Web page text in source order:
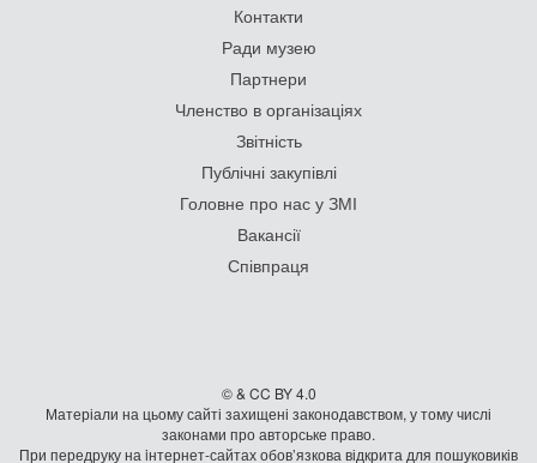
Контакти
Ради музею
Партнери
Членство в організаціях
Звітність
Публічні закупівлі
Головне про нас у ЗМІ
Вакансії
Співпраця
© & CC BY 4.0
Матеріали на цьому сайті захищені законодавством, у тому числі
законами про авторське право.
При передруку на iнтернет-сайтах обов’язкова відкрита для пошуковиків